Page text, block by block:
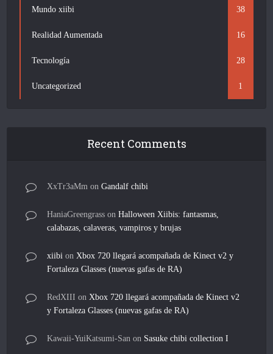
Mundo xiibi 38
Realidad Aumentada 16
Tecnología 28
Uncategorized 1
Recent Comments
XxTr3aMm onGandalf chibi
HaniaGreengrass onHalloween Xiibis: fantasmas,
calabazas, calaveras, vampiros y brujas
xiibi onXbox 720 llegará acompañada de Kinect v2 y
Fortaleza Glasses (nuevas gafas de RA)
RedXIII onXbox 720 llegará acompañada de Kinect v2
y Fortaleza Glasses (nuevas gafas de RA)
Kawaii-YuiKatsumi-San on Sasuke chibi collection I